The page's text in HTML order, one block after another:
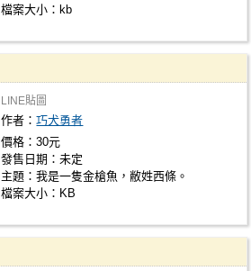
檔案大小：kb
LINE貼圖
作者：巧犬勇者
價格：30元
發售日期：未定
主題：我是一隻金槍魚，敝姓西條。
檔案大小：KB